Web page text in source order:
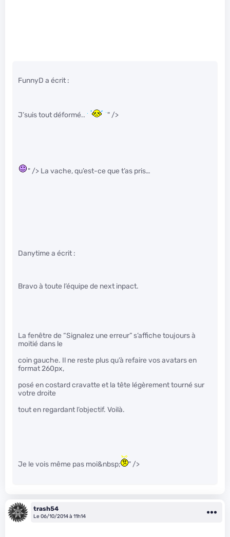
FunnyD a écrit :
J’suis tout déformé.. " />
" /> La vache, qu’est-ce que t’as pris…
Danytime a écrit :
Bravo à toute l’équipe de next inpact.
La fenêtre de “Signalez une erreur” s’affiche toujours à
moitié dans le
coin gauche. Il ne reste plus qu’à refaire vos avatars en
format 260px,
posé en costard cravatte et la tête légèrement tourné sur
votre droite
tout en regardant l’objectif. Voilà.
Je le vois même pas moi&nbsp; " />
trash54
Le 06/10/2014 à 11h14